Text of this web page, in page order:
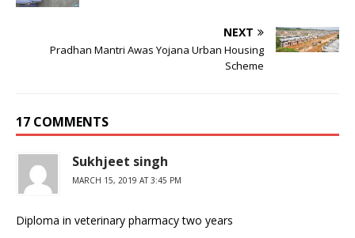
NEXT
Pradhan Mantri Awas Yojana Urban Housing
Scheme
17 COMMENTS
Sukhjeet singh
MARCH 15, 2019 AT 3:45 PM
Diploma in veterinary pharmacy two years